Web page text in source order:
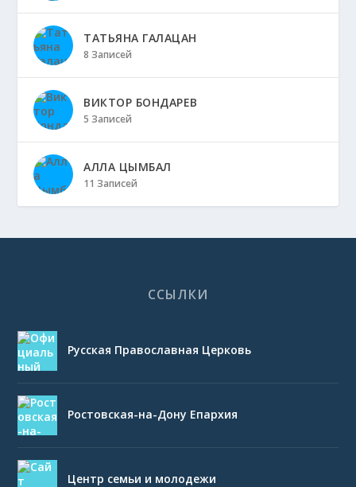
ТАТЬЯНА ГАЛАЦАН
8 Записей
ВИКТОР БОНДАРЕВ
5 Записей
АЛЛА ЦЫМБАЛ
11 Записей
ССЫЛКИ
Русская Православная Церковь
Ростовская-на-Дону Епархия
Центр семьи и молодежи